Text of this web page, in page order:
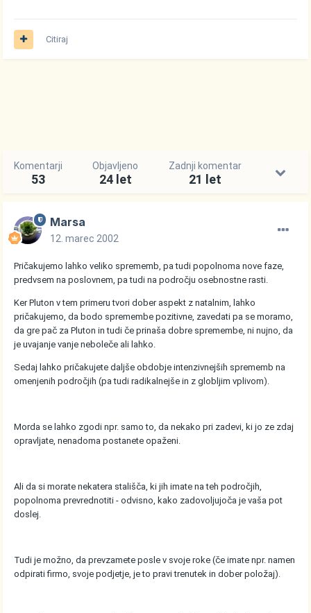
Citiraj
Komentarji
53
Objavljeno
24 let
Zadnji komentar
21 let
Marsa
12. marec 2002
Pričakujemo lahko veliko sprememb, pa tudi popolnoma nove faze,
predvsem na poslovnem, pa tudi na področju osebnostne rasti.
Ker Pluton v tem primeru tvori dober aspekt z natalnim, lahko
pričakujemo, da bodo spremembe pozitivne, zavedati pa se moramo,
da gre pač za Pluton in tudi če prinaša dobre spremembe, ni nujno, da
je uvajanje vanje neboleče ali lahko.
Sedaj lahko pričakujete daljše obdobje intenzivnejših sprememb na
omenjenih področjih (pa tudi radikalnejše in z globljim vplivom).
Morda se lahko zgodi npr. samo to, da nekako pri zadevi, ki jo ze zdaj
opravljate, nenadoma postanete opaženi.
Ali da si morate nekatera stališča, ki jih imate na teh področjih,
popolnoma prevrednotiti - odvisno, kako zadovoljujoča je vaša pot
doslej.
Tudi je možno, da prevzamete posle v svoje roke (če imate npr. namen
odpirati firmo, svoje podjetje, je to pravi trenutek in dober položaj).